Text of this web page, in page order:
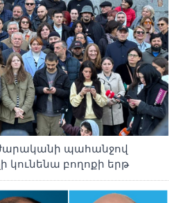
պահանջով
կունենա բողոքի երթ